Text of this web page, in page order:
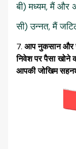
बी) मध्यम, मैं और
सी) उन्नत, मैं
आप नुकसान और
निवेश पर पैसा खोने
आपकी जोखिम